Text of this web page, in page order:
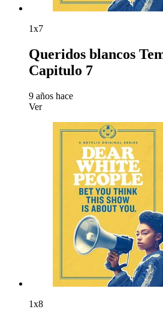
1x7
Queridos blancos
Capitulo 7
9 años hace
Ver
1x8